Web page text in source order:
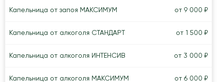
Капельница от запоя МАКСИМУМ от 9 000 ₽
Капельница от алкоголя СТАНДАРТ от 1 500 ₽
Капельница от алкоголя ИНТЕНСИВ от 3 000 ₽
Капельница от алкоголя МАКСИМУМ от 6 000 ₽